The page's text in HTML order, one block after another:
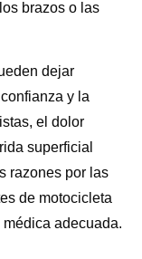
brazos o las
dejar
y la
el dolor
superficial
razones por las
de motocicleta
adecuada.